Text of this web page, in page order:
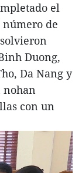
el
número de
Duong,
Da Nang y
nohan
con un